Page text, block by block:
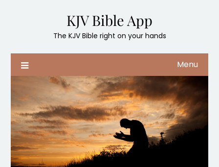
KJV Bible App
The KJV Bible right on your hands
Menu